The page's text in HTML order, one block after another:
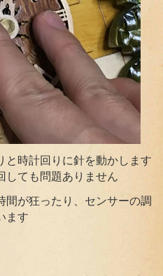
と時計回りに針を動かします
しても問題ありません
間が狂ったり、センサーの調
ます